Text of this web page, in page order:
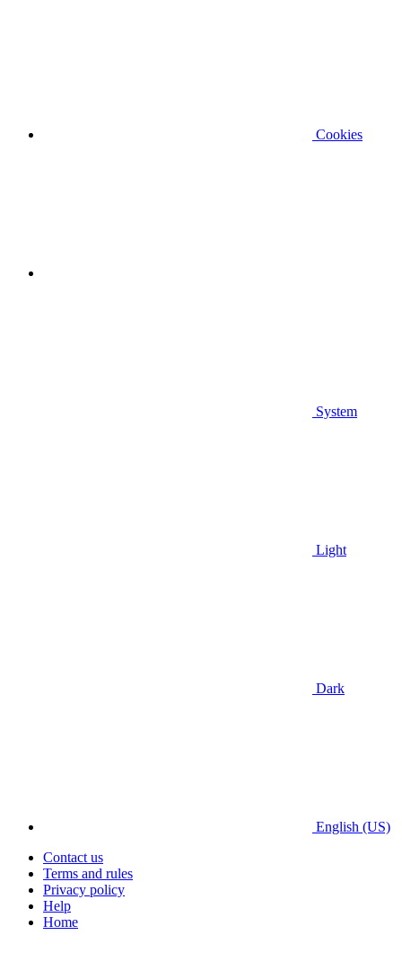
Cookies
System
Light
Dark
English (US)
Contact us
Terms and rules
Privacy policy
Help
Home